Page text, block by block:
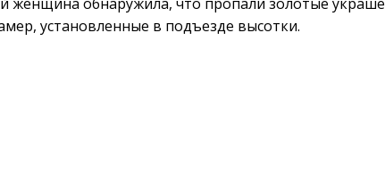
женщина обнаружила, что пропали золотые
установленные в подъезде высотки.